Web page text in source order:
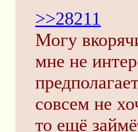
>>28211
Могу
мне не
совсем не
то ещё